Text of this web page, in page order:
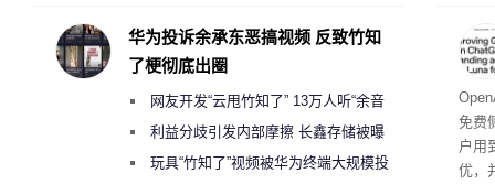
称
也无
免费
户用
优，
华为投诉余承东恶搞视频 反致竹知
了梗彻底出圈
网友开发“云甩竹知了” 13万人听“余音
绕梁”利益分歧引发内部摩擦 长鑫存储被曝
曾将华为驻场工程师驱逐出研发基地
玩具“竹知了”视频被华为终端大规模投